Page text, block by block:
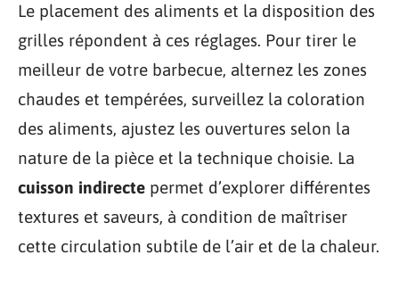
Le placement des aliments et la disposition des
grilles répondent à ces réglages. Pour tirer le
meilleur de votre barbecue, alternez les zones
chaudes et tempérées, surveillez la coloration
des aliments, ajustez les ouvertures selon la
nature de la pièce et la technique choisie. La
cuisson indirecte permet d’explorer différentes
textures et saveurs, à condition de maîtriser
cette circulation subtile de l’air et de la chaleur.